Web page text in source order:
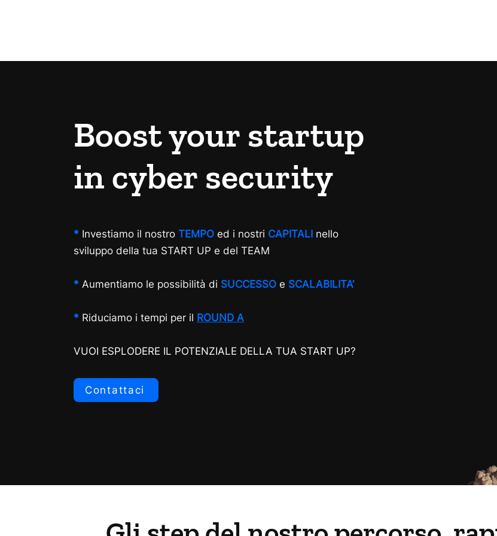
Boost your startup
in cyber security
* Investiamo il nostro TEMPO ed i nostri CAPITALI nello
sviluppo della tua START UP e del TEAM
* Aumentiamo le possibilità di SUCCESSO e SCALABILITA’
* Riduciamo i tempi per il ROUND A
VUOI ESPLODERE IL POTENZIALE DELLA TUA START UP?
Contattaci